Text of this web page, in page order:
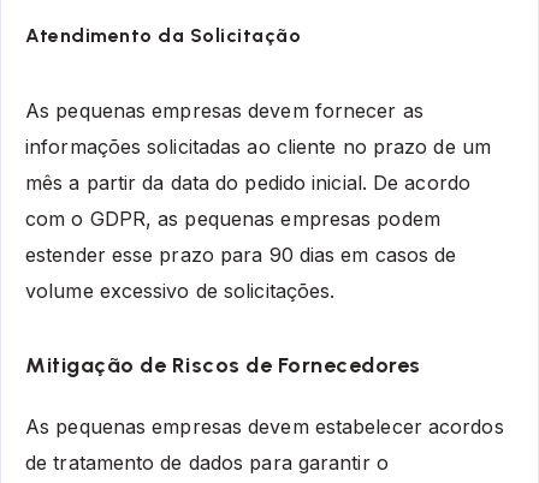
Atendimento da Solicitação
As pequenas empresas devem fornecer as
informações solicitadas ao cliente no prazo de um
mês a partir da data do pedido inicial. De acordo
com o GDPR, as pequenas empresas podem
estender esse prazo para 90 dias em casos de
volume excessivo de solicitações.
Mitigação de Riscos de Fornecedores
As pequenas empresas devem estabelecer acordos
de tratamento de dados para garantir o